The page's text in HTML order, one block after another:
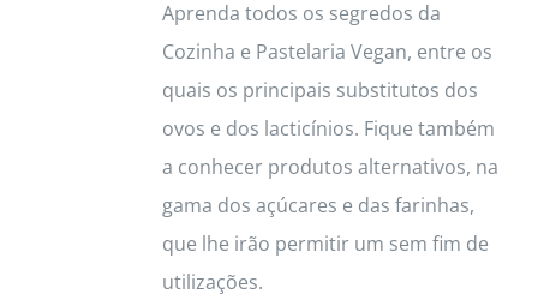
Aprenda todos os segredos da
Cozinha e Pastelaria Vegan, entre os
quais os principais substitutos dos
ovos e dos lacticínios. Fique também
a conhecer produtos alternativos, na
gama dos açúcares e das farinhas,
que lhe irão permitir um sem fim de
utilizações.